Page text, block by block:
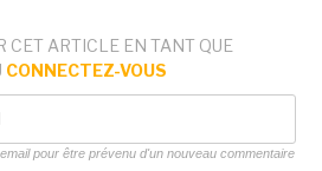
CET ARTICLE EN TANT QUE
CONNECTEZ-VOUS
pour être prévenu d'un nouveau commentaire